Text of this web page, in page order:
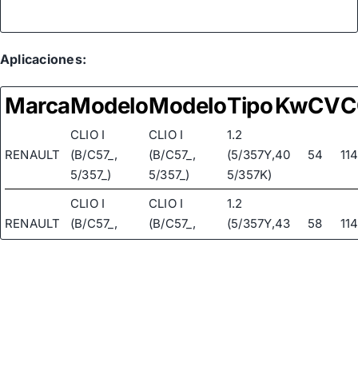
Aplicaciones:
MarcaModeloModeloTipoKwCV
RENAULT
CLIO I
(B/C57_,
5/357_)
CLIO I
(B/C57_,
5/357_)
1.2
(5/357Y,
5/357K)
40 54
RENAULT
CLIO I
(B/C57_,
5/357_)
CLIO I
(B/C57_,
5/357_)
1.2
(5/357Y,
5/357K)
43 58